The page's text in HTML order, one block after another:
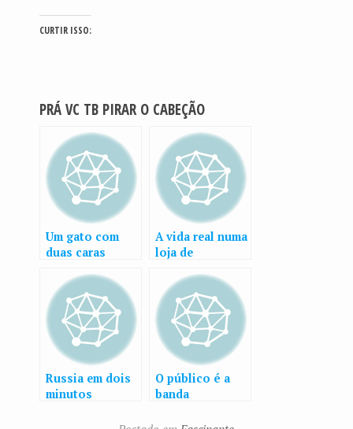
CURTIR ISSO:
PRÁ VC TB PIRAR O CABEÇÃO
Um gato com
duas caras
A vida real numa
loja de
musicais
Russia em dois
minutos
O público é a
banda